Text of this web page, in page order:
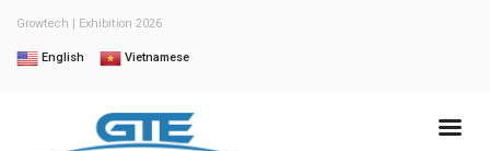
Growtech | Exhibition 2026
English Vietnamese